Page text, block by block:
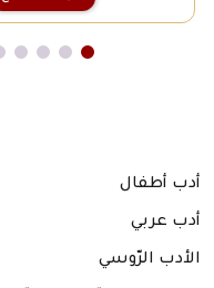
أدب أطفال
أدب عربي
الأدب الرّوسي